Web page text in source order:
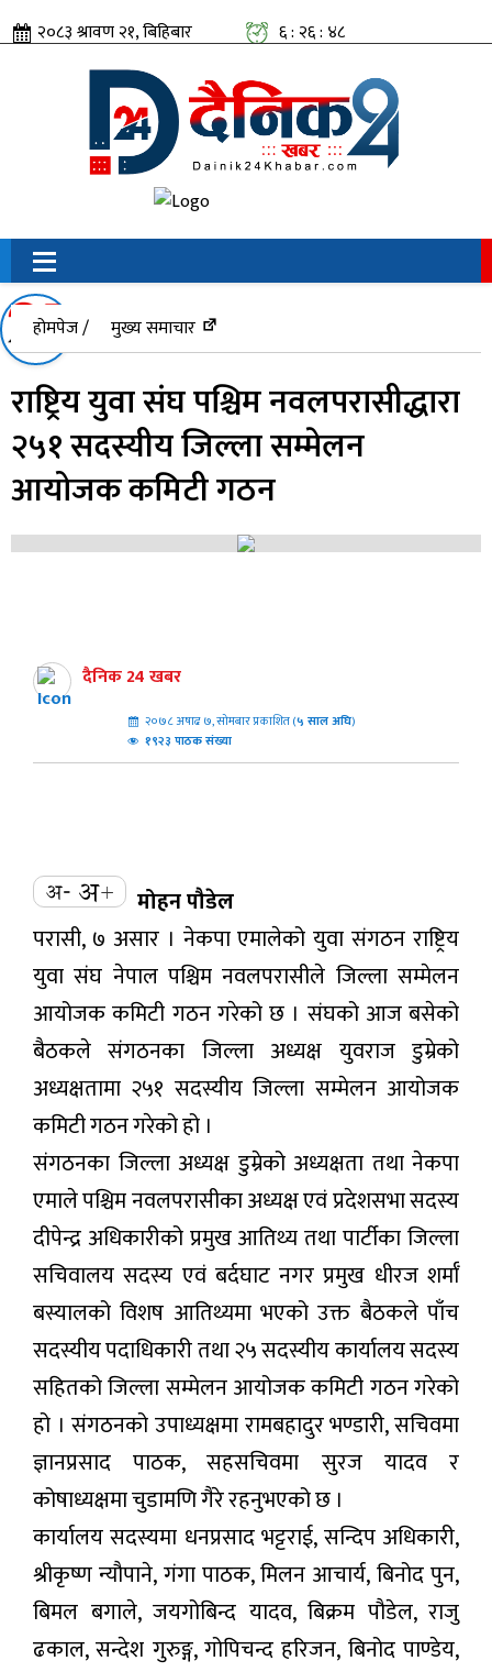
२०८३ श्रावण २१, बिहिबार
६ : २६ : ४८
सामाजिक संजालतिर:
होमपेज / मुख्य समाचार
राष्ट्रिय युवा संघ पश्चिम नवलपरासीद्धारा
२५१ सदस्यीय जिल्ला सम्मेलन
आयोजक कमिटी गठन
दैनिक 24 खबर
२०७८ अषाढ ७, सोमबार प्रकाशित (५ साल अघि)
१९२३ पाठक संख्या
मोहन पौडेल
परासी, ७ असार । नेकपा एमालेको युवा संगठन राष्ट्रिय
युवा संघ नेपाल पश्चिम नवलपरासीले जिल्ला सम्मेलन
आयोजक कमिटी गठन गरेको छ । संघको आज बसेको
बैठकले संगठनका जिल्ला अध्यक्ष युवराज डुम्रेको
अध्यक्षतामा २५१ सदस्यीय जिल्ला सम्मेलन आयोजक
कमिटी गठन गरेको हो ।
संगठनका जिल्ला अध्यक्ष डुम्रेको अध्यक्षता तथा नेकपा
एमाले पश्चिम नवलपरासीका अध्यक्ष एवं प्रदेशसभा सदस्य
दीपेन्द्र अधिकारीको प्रमुख आतिथ्य तथा पार्टीका जिल्ला
सचिवालय सदस्य एवं बर्दघाट नगर प्रमुख धीरज शर्माँ
बस्यालको विशष आतिथ्यमा भएको उक्त बैठकले पाँच
सदस्यीय पदाधिकारी तथा २५ सदस्यीय कार्यालय सदस्य
सहितको जिल्ला सम्मेलन आयोजक कमिटी गठन गरेको
हो । संगठनको उपाध्यक्षमा रामबहादुर भण्डारी, सचिवमा
ज्ञानप्रसाद पाठक, सहसचिवमा सुरज यादव र
कोषाध्यक्षमा चुडामणि गैरे रहनुभएको छ ।
कार्यालय सदस्यमा धनप्रसाद भट्टराई, सन्दिप अधिकारी,
श्रीकृष्ण न्यौपाने, गंगा पाठक, मिलन आचार्य, बिनोद पुन,
बिमल बगाले, जयगोबिन्द यादव, बिक्रम पौडेल, राजु
ढकाल, सन्देश गुरुङ्ग, गोपिचन्द हरिजन, बिनोद पाण्डेय,